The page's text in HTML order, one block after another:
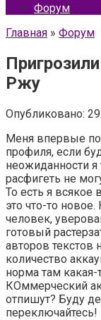
Форум
Главная » Форум
Ржу
Опубликовано:
Меня впервые
профиля, если
неожиданности я
расфигеть не
То есть я
это что-то
человек,
готовый
авторов текстов
количество
норма там какая-
КОммерческий
отпишут? Буду
переключайтесь!